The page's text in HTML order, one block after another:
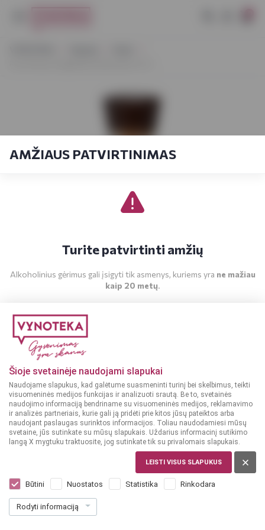
Šioje svetainėje naudojami slapukai
Naudojame slapukus, kad galėtume suasmeninti turinį bei skelbimus, teikti
visuomeninės medijos funkcijas ir analizuoti srautą. Be to, svetainės
naudojimo informaciją bendriname su visuomeninės medijos, reklamavimo
ir analizės partneriais, kurie gali ją pridėti prie kitos jūsų pateiktos arba
naudojant paslaugas surinktos informacijos. Toliau naudodamiesi mūsų
svetaine, jūs sutinkate su mūsų slapukais. Uždarius informacinį sutikimo
langą X mygtuku traktuosite, jog sutinkate tik su privalomais slapukais.
LEISTI VISUS SLAPUKUS
Būtini Nuostatos Statistika Rinkodara
Rodyti informaciją
AMŽIAUS PATVIRTINIMAS
Turite patvirtinti amžių
Alkoholinius gėrimus gali įsigyti tik asmenys, kuriems yra ne mažiau
kaip 20 metų.
Four Roses Single Barrel Bourbon 0,7 l
Dar nėra balsų, galite įvertinti
99